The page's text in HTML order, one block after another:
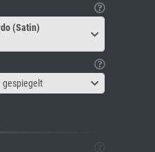
(Satin)
gespiegelt